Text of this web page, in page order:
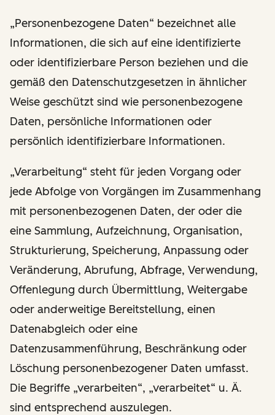
„Personenbezogene Daten“ bezeichnet alle
Informationen, die sich auf eine identifizierte
oder identifizierbare Person beziehen und die
gemäß den Datenschutzgesetzen in ähnlicher
Weise geschützt sind wie personenbezogene
Daten, persönliche Informationen oder
persönlich identifizierbare Informationen.
„Verarbeitung“ steht für jeden Vorgang oder
jede Abfolge von Vorgängen im Zusammenhang
mit personenbezogenen Daten, der oder die
eine Sammlung, Aufzeichnung, Organisation,
Strukturierung, Speicherung, Anpassung oder
Veränderung, Abrufung, Abfrage, Verwendung,
Offenlegung durch Übermittlung, Weitergabe
oder anderweitige Bereitstellung, einen
Datenabgleich oder eine
Datenzusammenführung, Beschränkung oder
Löschung personenbezogener Daten umfasst.
Die Begriffe „verarbeiten“, „verarbeitet“ u. Ä.
sind entsprechend auszulegen.